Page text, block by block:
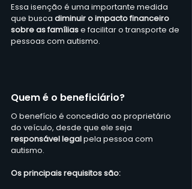
Essa isenção é uma importante medida
que busca diminuir o impacto financeiro
sobre as famílias e facilitar o transporte de
pessoas com autismo.
Quem é o beneficiário?
O benefício é concedido ao proprietário
do veículo, desde que ele seja
responsável legal pela pessoa com
autismo.
Os principais requisitos são: